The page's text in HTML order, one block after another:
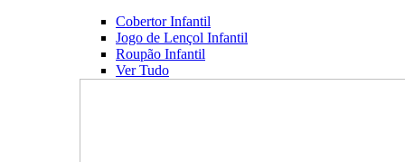
Cobertor Infantil
Jogo de Lençol Infantil
Roupão Infantil
Ver Tudo